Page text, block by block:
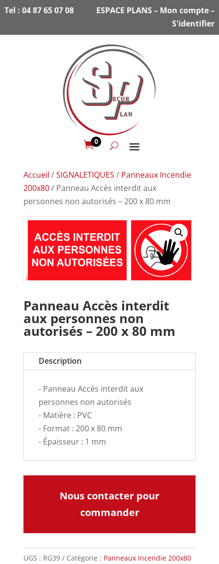
Tel : 04 87 65 07 08 ESPACE PLANS– Mon compte–
S'identifier
0
Accueil /SIGNALETIQUES / Panneaux Incendie
200x80/ Panneau Accès interdit aux
personnes non autorisés – 200 x 80 mm
Panneau Accès interdit
aux personnes non
autorisés – 200 x 80 mm
Description
- Panneau Accès interdit aux
personnes non autorisés
- Matière : PVC
- Format : 200 x 80 mm
- Épaisseur : 1 mm
Nous contacter pour
commander
UGS : RG39 Catégorie : Panneaux Incendie 200x80